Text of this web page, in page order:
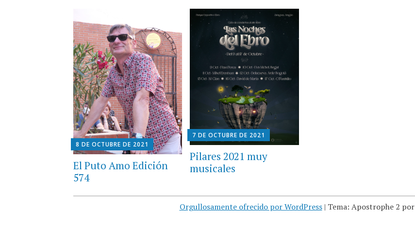
8 DE OCTUBRE DE 2021
El Puto Amo Edición
574
7 DE OCTUBRE DE 2021
Pilares 2021 muy
musicales
Orgullosamente ofrecido por WordPress | Tema: Apostrophe 2 por